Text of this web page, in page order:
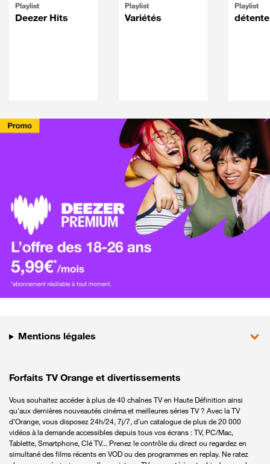
Playlist
Deezer Hits
Playlist
Variétés
Playlist
détente
Mentions légales
Forfaits TV Orange et divertissements
Vous souhaitez accéder à plus de 40 chaînes TV en Haute Définition ainsi
qu'aux dernières nouveautés cinéma et meilleures séries TV ? Avec la TV
d'Orange, vous disposez 24h/24, 7j/7, d'un catalogue de plus de 20 000
vidéos à la demande accessibles depuis tous vos écrans : TV, PC/Mac,
Tablette, Smartphone, Clé TV... Prenez le contrôle du direct ou regardez en
simultané des films récents en VOD ou des programmes en replay. Ne ratez